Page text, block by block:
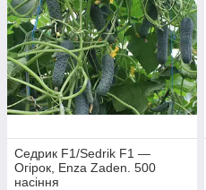
Седрик F1/Sedrik F1 —
Огірок, Enza Zaden. 500
насіння